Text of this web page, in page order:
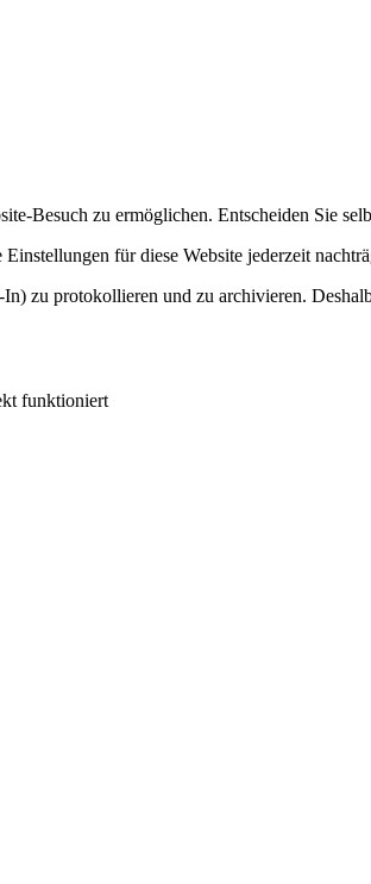
Besuch zu ermöglichen. Entscheiden Sie
für diese Website jederzeit
zu protokollieren und zu archivieren.
funktioniert